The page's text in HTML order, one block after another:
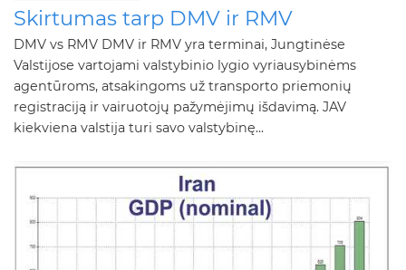
Skirtumas tarp DMV ir RMV
DMV vs RMV DMV ir RMV yra terminai, Jungtinėse
Valstijose vartojami valstybinio lygio vyriausybinėms
agentūroms, atsakingoms už transporto priemonių
registraciją ir vairuotojų pažymėjimų išdavimą. JAV
kiekviena valstija turi savo valstybinę...